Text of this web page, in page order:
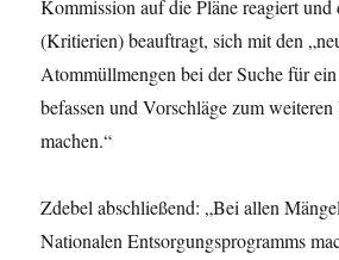
Kommission auf die Pläne reagiert
(Kritierien) beauftragt, sich mit den
Atommüllmengen bei der Suche für
befassen und Vorschläge zum
machen.“
Zdebel abschließend: „Bei allen
Nationalen Entsorgungsprogramms